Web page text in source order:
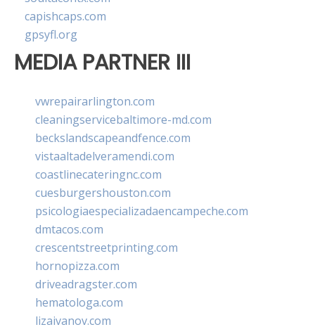
capishcaps.com
gpsyfl.org
MEDIA PARTNER III
vwrepairarlington.com
cleaningservicebaltimore-md.com
beckslandscapeandfence.com
vistaaltadelveramendi.com
coastlinecateringnc.com
cuesburgershouston.com
psicologiaespecializadaencampeche.com
dmtacos.com
crescentstreetprinting.com
hornopizza.com
driveadragster.com
hematologa.com
lizaivanov.com